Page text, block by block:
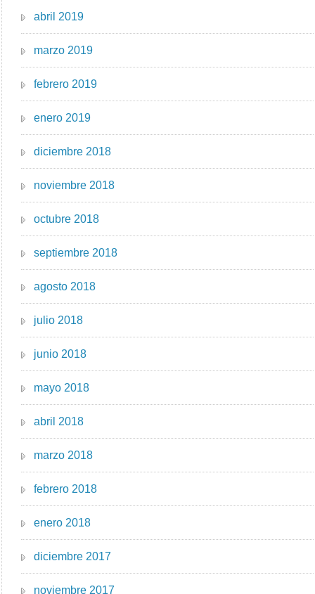
abril 2019
marzo 2019
febrero 2019
enero 2019
diciembre 2018
noviembre 2018
octubre 2018
septiembre 2018
agosto 2018
julio 2018
junio 2018
mayo 2018
abril 2018
marzo 2018
febrero 2018
enero 2018
diciembre 2017
noviembre 2017